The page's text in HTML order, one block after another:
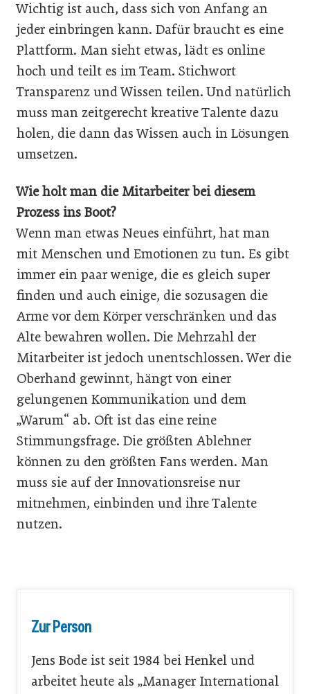
Wichtig ist auch, dass sich von Anfang an
jeder einbringen kann. Dafür braucht es eine
Plattform. Man sieht etwas, lädt es online
hoch und teilt es im Team. Stichwort
Transparenz und Wissen teilen. Und natürlich
muss man zeitgerecht kreative Talente dazu
holen, die dann das Wissen auch in Lösungen
umsetzen.
Wie holt man die Mitarbeiter bei diesem
Prozess ins Boot?
Wenn man etwas Neues einführt, hat man
mit Menschen und Emotionen zu tun. Es gibt
immer ein paar wenige, die es gleich super
finden und auch einige, die sozusagen die
Arme vor dem Körper verschränken und das
Alte bewahren wollen. Die Mehrzahl der
Mitarbeiter ist jedoch unentschlossen. Wer die
Oberhand gewinnt, hängt von einer
gelungenen Kommunikation und dem
„Warum“ ab. Oft ist das eine reine
Stimmungsfrage. Die größten Ablehner
können zu den größten Fans werden. Man
muss sie auf der Innovationsreise nur
mitnehmen, einbinden und ihre Talente
nutzen.
Zur Person
Jens Bode ist seit 1984 bei Henkel und
arbeitet heute als „Manager International